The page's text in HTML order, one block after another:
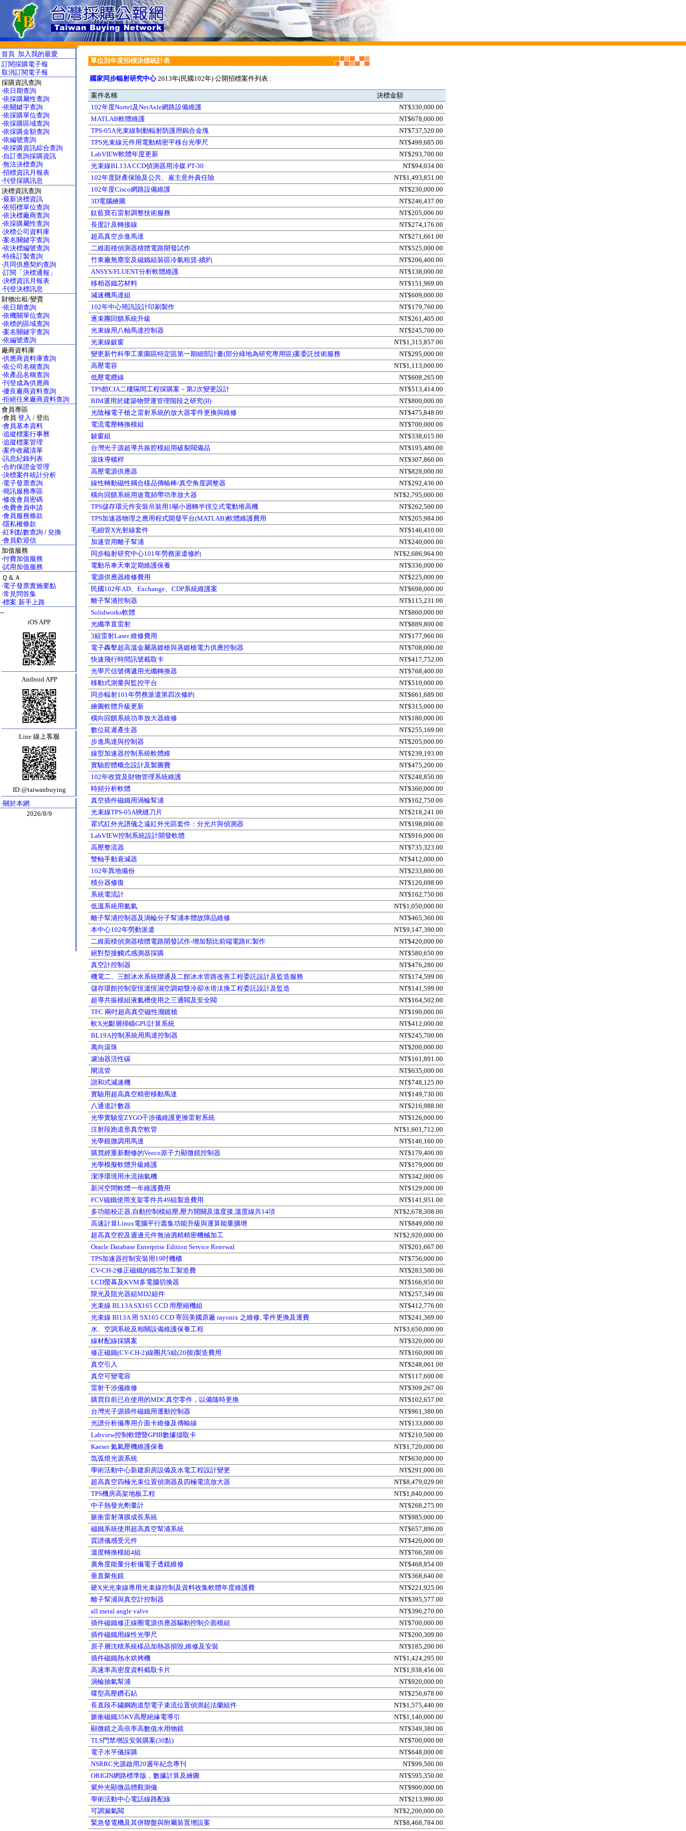
首頁 加入我的最愛
訂閱採購電子報
取消訂閱電子報
採購資訊查詢
‧依日期查詢
‧依採購屬性查詢
‧依關鍵字查詢
‧依採購單位查詢
‧依採購區域查詢
‧依採購金額查詢
‧依編號查詢
‧依採購資訊綜合查詢
‧自訂查詢採購資訊
‧無法決標查詢
‧招標資訊月報表
‧刊登採購訊息
決標資訊查詢
‧最新決標資訊
‧依招標單位查詢
‧依決標廠商查詢
‧依採購屬性查詢
‧決標公司資料庫
‧案名關鍵字查詢
‧依決標編號查詢
‧特殊訂製查詢
‧共同供應契約查詢
‧訂閱「決標通報」
‧決標資訊月報表
‧刊登決標訊息
財物出租/變賣
‧依日期查詢
‧依機關單位查詢
‧依標的區域查詢
‧案名關鍵字查詢
‧依編號查詢
廠商資料庫
‧供應商資料庫查詢
‧依公司名稱查詢
‧依產品名稱查詢
‧刊登成為供應商
‧優良廠商資料查詢
‧拒絕往來廠商資料查詢
會員專區
‧會員 登入 / 登出
‧會員基本資料
‧追縱標案行事曆
‧追蹤標案管理
‧案件收藏清單
‧訊息紀錄列表
‧合約保證金管理
‧決標案件統計分析
‧電子發票查詢
‧簡訊服務專區
‧修改會員密碼
‧免費會員申請
‧會員服務條款
‧隱私權條款
‧紅利點數查詢 / 兌換
‧會員歡迎信
加值服務
‧付費加值服務
‧試用加值服務
Ｑ＆Ａ
‧電子發票實施要點
‧常見問答集
‧標案:新手上路
--
iOS APP
Android APP
Line 線上客服
ID:@taiwanbuying
‧關於本網
2026/8/9
單位別年度招標決標統計表
國家同步輻射研究中心2013年(民國102年) 公開招標案件列表 :
案件名稱
決標金額
102年度Nortel及NetAxle網路設備維護
NT$330,000.00
MATLAB軟體維護
NT$678,000.00
TPS-05A光束線制動輻射防護用鎢合金塊
NT$737,520.00
TPS光束線元件用電動精密平移台光學尺
NT$499,685.00
LabVIEW軟體年度更新
NT$293,700.00
光束線BL13A CCD偵測器用冷媒 PT-30
NT$94,034.00
102年度財產保險及公共、雇主意外責任險
NT$1,493,851.00
102年度Cisco網路設備維護
NT$230,000.00
3D電腦繪圖
NT$246,437.00
鈦藍寶石雷射調整技術服務
NT$205,006.00
長度計及轉接線
NT$274,176.00
超高真空步進馬達
NT$271,661.00
二維面積偵測器積體電路開發試作
NT$525,000.00
竹東廠無塵室及磁鐵組裝區冷氣租賃-續約
NT$206,400.00
ANSYS/FLUENT分析軟體維護
NT$138,000.00
移相器鐵芯材料
NT$151,969.00
減速機馬達組
NT$609,000.00
102年中心簡訊設計印刷製作
NT$179,760.00
逐束團回饋系統升級
NT$261,405.00
光束線用八軸馬達控制器
NT$245,700.00
光束線鈹窗
NT$1,315,857.00
變更新竹科學工業園區特定區第一期細部計畫(部分綠地為研究專用區)案委託技術服務
NT$295,000.00
高壓電容
NT$1,113,000.00
低壓電纜線
NT$608,265.00
TPS館CIA二樓隔間工程採購案－第2次變更設計
NT$513,414.00
BIM運用於建築物營運管理階段之研究(II)
NT$800,000.00
光陰極電子槍之雷射系統的放大器零件更換與維修
NT$475,848.00
電流電壓轉換模組
NT$700,000.00
鈹窗組
NT$338,615.00
台灣光子源超導共振腔模組用破裂閥備品
NT$195,480.00
滾珠導螺桿
NT$307,860.00
高壓電源供應器
NT$828,000.00
線性轉動磁性耦合樣品傳輸棒/真空角度調整器
NT$292,436.00
橫向回饋系統用途寬頻帶功率放大器
NT$2,795,000.00
TPS儲存環元件安裝吊裝用1噸小迴轉半徑立式電動堆高機
NT$262,500.00
TPS加速器物理之應用程式開發平台(MATLAB)軟體維護費用
NT$205,984.00
毛細管X光射線套件
NT$146,410.00
加速管用離子幫浦
NT$240,000.00
同步輻射研究中心101年勞務派遣修約
NT$2,686,964.00
電動吊車天車定期維護保養
NT$336,000.00
電源供應器維修費用
NT$225,000.00
民國102年AD、Exchange、CDP系統維護案
NT$698,000.00
離子幫浦控制器
NT$115,231.00
Solidworks軟體
NT$860,000.00
光纖準直雷射
NT$889,800.00
3組雷射Laser 維修費用
NT$177,960.00
電子轟擊超高溫金屬蒸鍍槍與蒸鍍槍電力供應控制器
NT$708,000.00
快速飛行時間訊號截取卡
NT$417,752.00
光學尺信號傳遞用光纖轉換器
NT$768,400.00
移動式測量與監控平台
NT$510,000.00
同步輻射101年勞務派遣第四次修約
NT$661,689.00
繪圖軟體升級更新
NT$315,000.00
橫向回饋系統功率放大器維修
NT$180,000.00
數位延遲產生器
NT$255,169.00
步進馬達與控制器
NT$205,000.00
線型加速器控制系統軟體維
NT$239,193.00
實驗腔體概念設計及製圖費
NT$475,200.00
102年收貨及財物管理系統維護
NT$248,850.00
時頻分析軟體
NT$360,000.00
真空插件磁鐵用渦輪幫浦
NT$162,750.00
光束線TPS-05A狹縫刀片
NT$218,241.00
霍式紅外光譜儀之遠紅外光區套件：分光片與偵測器
NT$198,000.00
LabVIEW控制系統設計開發軟體
NT$916,000.00
高壓整流器
NT$735,323.00
雙軸手動衰減器
NT$412,000.00
102年異地備份
NT$233,800.00
積分器修復
NT$120,698.00
系統電流計
NT$162,750.00
低溫系統用氦氣
NT$1,050,000.00
離子幫浦控制器及渦輪分子幫浦本體故障品維修
NT$465,360.00
本中心102年勞動派遣
NT$9,147,390.00
二維面積偵測器積體電路開發試作-增加類比前端電路IC製作
NT$420,000.00
絕對型接觸式感測器採購
NT$580,650.00
真空計控制器
NT$476,280.00
機電二、三館冰水系統聯通及二館冰水管路改善工程委託設計及監造服務
NT$174,599.00
儲存環館控制室恆溫恆濕空調箱暨冷卻水塔汰換工程委託設計及監造
NT$141,599.00
超導共振模組液氦槽使用之三通閥及安全閥
NT$164,502.00
TFC 兩吋超高真空磁性濺鍍槍
NT$190,000.00
軟X光斷層掃瞄GPU計算系統
NT$412,000.00
BL19A控制系統用馬達控制器
NT$245,700.00
萬向滾珠
NT$200,000.00
濾油器活性碳
NT$161,891.00
閘流管
NT$635,000.00
諧和式減速機
NT$748,125.00
實驗用超高真空精密移動馬達
NT$149,730.00
八通道計數器
NT$216,988.00
光學實驗室ZYGO干涉儀維護更換雷射系統
NT$126,000.00
注射段跑道形真空軟管
NT$1,601,712.00
光學鏡微調用馬達
NT$146,160.00
購買經重新翻修的Veeco原子力顯微鏡控制器
NT$179,400.00
光學模擬軟體升級維護
NT$179,000.00
潔淨環境用水流抽氣機
NT$342,000.00
新河空間軟體一年維護費用
NT$129,000.00
FCV磁鐵使用支架零件共49組製造費用
NT$141,951.00
多功能校正器,自動控制模組壓,壓力開關及溫度接,溫度線共14項
NT$2,678,308.00
高速計算Linux電腦平行叢集功能升級與運算能量擴增
NT$849,000.00
超高真空腔及週邊元件無油酒精精密機械加工
NT$2,920,000.00
Oracle Database Enterprise Edition Service Renewal
NT$201,667.00
TPS加速器控制安裝用19吋機櫃
NT$756,000.00
CV-CH-2修正磁鐵的鐵芯加工製造費
NT$283,500.00
LCD螢幕及KVM多電腦切換器
NT$166,950.00
限光及阻光器組MD2組件
NT$257,349.00
光束線 BL13A SX165 CCD 用壓縮機組
NT$412,776.00
光束線 Bl13A 用 SX165 CCD 寄回美國原廠 rayonix 之維修, 零件更換及運費
NT$241,369.00
水、空調系統及相關設備維護保養工程
NT$3,650,000.00
線材配線採購案
NT$320,000.00
修正磁鐵(CV-CH-2)線圈共5組(20個)製造費用
NT$160,000.00
真空引入
NT$248,061.00
真空可變電容
NT$117,600.00
雷射干涉儀維修
NT$309,267.00
購買目前已在使用的MDC真空零件，以備隨時更換
NT$102,657.00
台灣光子源插件磁鐵用運動控制器
NT$961,380.00
光譜分析儀專用介面卡維修及傳輸線
NT$133,000.00
Labview控制軟體暨GPIB數據擷取卡
NT$210,500.00
Kaeser 氦氣壓機維護保養
NT$1,720,000.00
氙弧燈光源系統
NT$630,000.00
學術活動中心新建廚房設備及水電工程設計變更
NT$291,000.00
超高真空四極光束位置偵測器及四極電流放大器
NT$8,479,029.00
TPS機房高架地板工程
NT$1,840,000.00
中子熱發光劑量計
NT$268,275.00
脈衝雷射薄膜成長系統
NT$985,000.00
磁鐵系統使用超高真空幫浦系統
NT$657,896.00
質譜儀感受元件
NT$420,000.00
溫度轉換模組4組
NT$766,500.00
廣角度能量分析儀電子透鏡維修
NT$468,854.00
垂直聚焦鏡
NT$368,640.00
硬X光光束線專用光束線控制及資料收集軟體年度維護費
NT$221,925.00
離子幫浦與真空計控制器
NT$395,577.00
all metal angle valve
NT$396,270.00
插件磁鐵修正線圈電源供應器驅動控制介面模組
NT$700,000.00
插件磁鐵用線性光學尺
NT$200,309.00
原子層沈積系統樣品加熱器損毀,維修及安裝
NT$185,200.00
插件磁鐵熱水烘烤機
NT$1,424,295.00
高速率高密度資料截取卡片
NT$1,938,456.00
渦輪抽氣幫浦
NT$920,000.00
碟型高壓鑽石鉆
NT$256,678.00
長直段不鏽鋼跑道型電子束流位置偵測起法蘭組件
NT$1,575,440.00
脈衝磁鐵35KV高壓絕緣電導引
NT$1,140,000.00
顯微鏡之高倍率高數值水用物鏡
NT$349,380.00
TLS門禁增設安裝購案(30點)
NT$700,000.00
電子水平儀採購
NT$648,000.00
NSRRC光源啟用20週年紀念專刊
NT$99,500.00
ORIGIN網路標準版，數據計算及繪圖
NT$595,350.00
紫外光顯微晶體觀測儀
NT$900,000.00
學術活動中心電話線路配線
NT$213,990.00
可調漏氣閥
NT$2,200,000.00
緊急發電機及其併聯盤與附屬裝置增設案
NT$8,468,784.00